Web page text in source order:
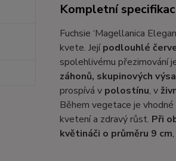
Kompletní
Fuchsie ‘Magellanica
kvete. Jejípodlouhlé
spolehlivému přezimování
záhonů, skupinových
prospívá v polostínu, v
Během vegetace je vhodné
kvetení a zdravý růst. Při
květináči o průměru 9 cm